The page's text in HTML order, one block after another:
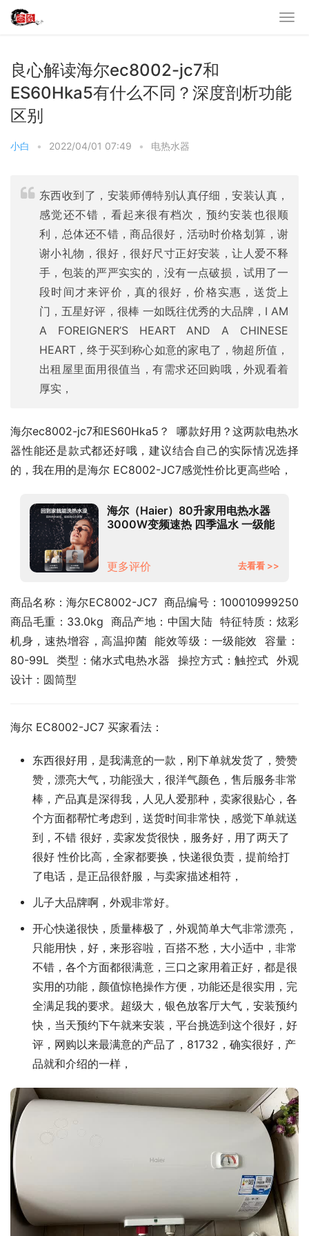
良心解读海尔ec8002-jc7和
ES60Hka5有什么不同？深度剖析功能
区别
小白 • 2022/04/01 07:49 • 电热水器
东西收到了，安装师傅特别认真仔细，安装认真，
感觉还不错，看起来很有档次，预约安装也很顺
利，总体还不错，商品很好，活动时价格划算，谢
谢小礼物，很好，很好尺寸正好安装，让人爱不释
手，包装的严严实实的，没有一点破损，试用了一
段时间才来评价，真的很好，价格实惠，送货上
门，五星好评，很棒 一如既往优秀的大品牌，I AM
A FOREIGNER’S HEART AND A CHINESE
HEART，终于买到称心如意的家电了，物超所值，
出租屋里面用很值当，有需求还回购哦，外观看着
厚实，
海尔ec8002-jc7和ES60Hka5？  哪款好用？这两款电热水
器性能还是款式都还好哦，建议结合自己的实际情况选择
的，我在用的是海尔 EC8002-JC7感觉性价比更高些哈，
海尔（Haier）80升家用电热水器
3000W变频速热 四季温水 一级能
更多评价 去看看 >>
商品名称：海尔EC8002-JC7  商品编号：100010999250
商品毛重：33.0kg  商品产地：中国大陆  特征特质：炫彩
机身，速热增容，高温抑菌  能效等级：一级能效  容量：
80-99L  类型：储水式电热水器  操控方式：触控式  外观
设计：圆筒型
海尔 EC8002-JC7 买家看法：
东西很好用，是我满意的一款，刚下单就发货了，赞赞
赞，漂亮大气，功能强大，很洋气颜色，售后服务非常
棒，产品真是深得我，人见人爱那种，卖家很贴心，各
个方面都帮忙考虑到，送货时间非常快，感觉下单就送
到，不错 很好，卖家发货很快，服务好，用了两天了
很好 性价比高，全家都要换，快递很负责，提前给打
了电话，是正品很舒服，与卖家描述相符，
儿子大品牌啊，外观非常好。
开心快递很快，质量棒极了，外观简单大气非常漂亮，
只能用快，好，来形容啦，百搭不愁，大小适中，非常
不错，各个方面都很满意，三口之家用着正好，都是很
实用的功能，颜值惊艳操作方便，功能还是很实用，完
全满足我的要求。超级大，银色放客厅大气，安装预约
快，当天预约下午就来安装，平台挑选到这个很好，好
评，网购以来最满意的产品了，81732，确实很好，产
品就和介绍的一样，